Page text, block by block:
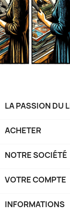
LA PASSION DU
ACHETER
NOTRE SOCIÉTÉ
VOTRE COMPTE
INFORMATIONS